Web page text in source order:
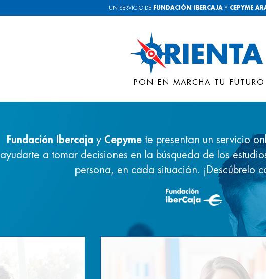
UN SERVICIO DE FUNDACIÓN IBERCAJAY CEPYME
PON EN MARCHA TU FUTURO
Fundación Ibercaja y Cepyme te presentan un servicio
ayudarte a tomar decisiones en la búsqueda de los
persona, en cada situación. ¡Descúbrelo